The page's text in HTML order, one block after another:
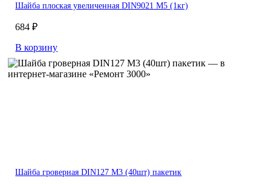
Шайба плоская увеличенная DIN9021 М5 (1кг)
684 ₽
В корзину
Шайба гроверная DIN127 М3 (40шт) пакетик